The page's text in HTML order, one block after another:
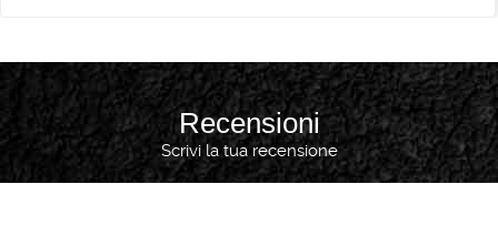
Recensioni
Scrivi la tua recensione